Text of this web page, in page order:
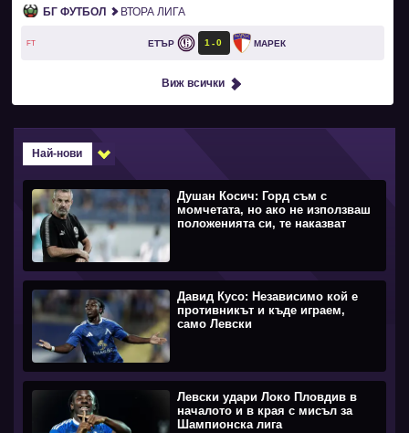
БГ ФУТБОЛ ВТОРА ЛИГА
FT ЕТЪР 1 0 МАРЕК
Виж всички
Най-нови
Душан Косич: Горд съм с
момчетата, но ако не използваш
положенията си, те наказват
Давид Кусо: Независимо кой е
противникът и къде играем,
само Левски
Левски удари Локо Пловдив в
началото и в края с мисъл за
Шампионска лига